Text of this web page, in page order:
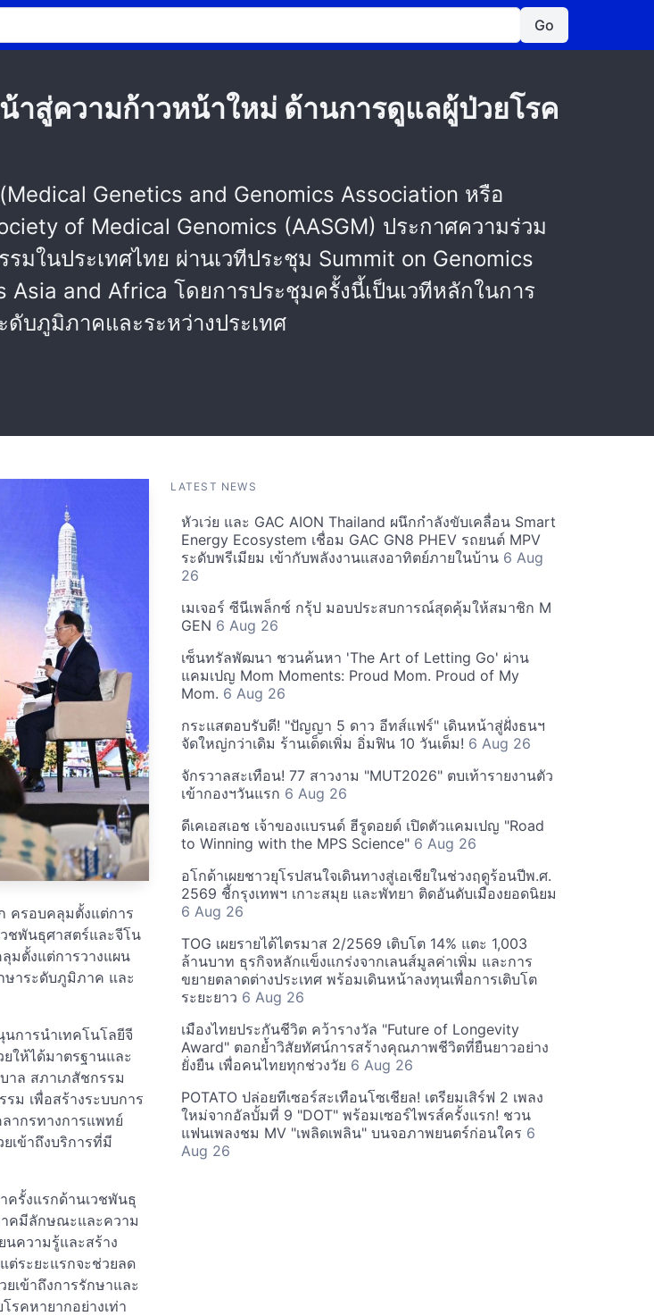
Go
สู่ความก้าวหน้าใหม่ ด้านการดูแลผู้ป่วยโรค
Genetics and Genomics Association หรือ
of Medical Genomics (AASGM) ประกาศความร่วม
มในประเทศไทย ผ่านเวทีประชุม Summit on Genomics
and Africa โดยการประชุมครั้งนี้เป็นเวทีหลักในการ
บภูมิภาคและระหว่างประเทศ
ครอบคลุมตั้งแต่การ
ชพันธุศาสตร์และจีโน
มตั้งแต่การวางแผน
ษาระดับภูมิภาค และ
การนำเทคโนโลยีจี
ให้ได้มาตรฐานและ
าล สภาเภสัชกรรม
ม เพื่อสร้างระบบการ
ากรทางการแพทย์
เข้าถึงบริการที่มี
ครั้งแรกด้านเวชพันธุ
าคมีลักษณะและความ
นความรู้และสร้าง
ต่ระยะแรกจะช่วยลด
เข้าถึงการรักษาและ
รคหายากอย่างเท่า
LATEST NEWS
หัวเว่ย และ GAC AION Thailand ผนึกกำลังขับเคลื่อน Smart
Energy Ecosystem เชื่อม GAC GN8 PHEV รถยนต์ MPV
ระดับพรีเมียม เข้ากับพลังงานแสงอาทิตย์ภายในบ้าน 6 Aug
26
เมเจอร์ ซีนีเพล็กซ์ กรุ้ป มอบประสบการณ์สุดคุ้มให้สมาชิก M
GEN 6 Aug 26
เซ็นทรัลพัฒนา ชวนค้นหา 'The Art of Letting Go' ผ่าน
แคมเปญ Mom Moments: Proud Mom. Proud of My
Mom. 6 Aug 26
กระแสตอบรับดี! "ปัญญา 5 ดาว อีทส์แฟร์" เดินหน้าสู่ฝั่งธนฯ
จัดใหญ่กว่าเดิม ร้านเด็ดเพิ่ม อิ่มฟิน 10 วันเต็ม! 6 Aug 26
จักรวาลสะเทือน! 77 สาวงาม "MUT2026" ตบเท้ารายงานตัว
เข้ากองฯวันแรก 6 Aug 26
ดีเคเอสเอช เจ้าของแบรนด์ ฮีรูดอยด์ เปิดตัวแคมเปญ "Road
to Winning with the MPS Science" 6 Aug 26
อโกด้าเผยชาวยุโรปสนใจเดินทางสู่เอเชียในช่วงฤดูร้อนปีพ.ศ.
2569 ชี้กรุงเทพฯ เกาะสมุย และพัทยา ติดอันดับเมืองยอดนิยม
6 Aug 26
TOG เผยรายได้ไตรมาส 2/2569 เติบโต 14% แตะ 1,003
ล้านบาท ธุรกิจหลักแข็งแกร่งจากเลนส์มูลค่าเพิ่ม และการ
ขยายตลาดต่างประเทศ พร้อมเดินหน้าลงทุนเพื่อการเติบโต
ระยะยาว 6 Aug 26
เมืองไทยประกันชีวิต คว้ารางวัล "Future of Longevity
Award" ตอกย้ำวิสัยทัศน์การสร้างคุณภาพชีวิตที่ยืนยาวอย่าง
ยั่งยืน เพื่อคนไทยทุกช่วงวัย 6 Aug 26
POTATO ปล่อยทีเซอร์สะเทือนโซเชียล! เตรียมเสิร์ฟ 2 เพลง
ใหม่จากอัลบั้มที่ 9 "DOT" พร้อมเซอร์ไพรส์ครั้งแรก! ชวน
แฟนเพลงชม MV "เพลิดเพลิน" บนจอภาพยนตร์ก่อนใคร 6
Aug 26